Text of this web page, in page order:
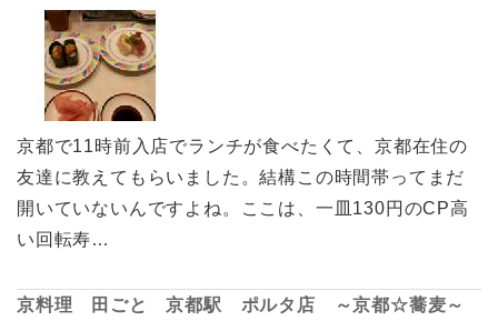
京都で11時前入店でランチが食べたくて、京都在住の
友達に教えてもらいました。結構この時間帯ってまだ
開いていないんですよね。ここは、一皿130円のCP高
い回転寿…
京料理 田ごと 京都駅 ポルタ店 ～京都☆蕎麦～